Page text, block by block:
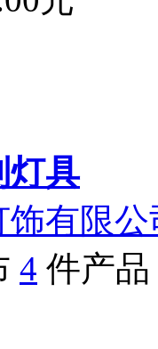
灯具
饰有限公
4 件产品